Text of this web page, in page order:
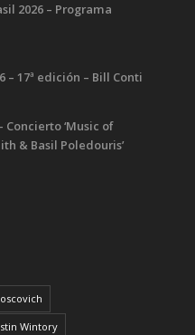
2026 – Programa
– 17ª edición – Bill Conti
Concierto ‘Music of
& Basil Poledouris’
Wintory